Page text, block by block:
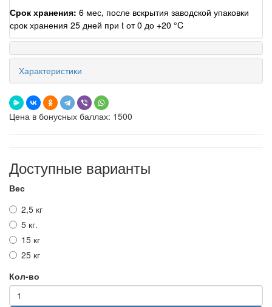
Срок хранения: 6 мес, после вскрытия заводской упаковки
срок хранения 25 дней при t от 0 до +20 °C
Характеристики
Цена в бонусных баллах: 1500
Доступные варианты
Вес
2,5 кг
5 кг.
15 кг
25 кг
Кол-во